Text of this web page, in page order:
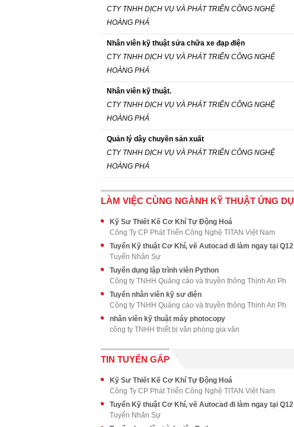
CTY TNHH DỊCH VỤ VÀ PHÁT TRIỂN CÔNG NGHỆ
HOÀNG PHÁ
Nhân viên kỹ thuật sửa chữa xe đạp điện
CTY TNHH DỊCH VỤ VÀ PHÁT TRIỂN CÔNG NGHỆ
HOÀNG PHÁ
Nhân viên kỹ thuật.
CTY TNHH DỊCH VỤ VÀ PHÁT TRIỂN CÔNG NGHỆ
HOÀNG PHÁ
Quản lý dây chuyền sản xuất
CTY TNHH DỊCH VỤ VÀ PHÁT TRIỂN CÔNG NGHỆ
HOÀNG PHÁ
LÀM VIỆC CÙNG NGÀNH KỸ THUẬT ỨNG
Kỹ Sư Thiết Kế Cơ Khí Tự Động Hoá
Công Ty CP Phát Triển Công Nghệ TITAN Việt Nam
Tuyển Kỹ thuật Cơ Khí, vẽ Autocad đi làm ngay tại Q12
Tuyển Nhân Sự
Tuyển dụng lập trình viên Python
Công ty TNHH Quảng cáo và truyền thông Thịnh An Ph
Tuyển nhân viên kỹ sư điện
Công ty TNHH Quảng cáo và truyền thông Thịnh An Ph
nhân viên kỹ thuật máy photocopy
công ty TNHH thiết bị văn phòng gia văn
TIN TUYỂN GẤP
Kỹ Sư Thiết Kế Cơ Khí Tự Động Hoá
Công Ty CP Phát Triển Công Nghệ TITAN Việt Nam
Tuyển Kỹ thuật Cơ Khí, vẽ Autocad đi làm ngay tại Q12
Tuyển Nhân Sự